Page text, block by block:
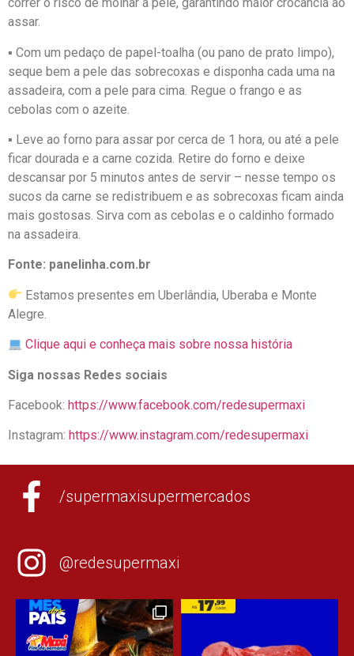
assar.
▪ Com um pedaço de papel-toalha (ou pano de prato limpo),
seque bem a pele das sobrecoxas e disponha cada uma na
assadeira, com a pele para cima. Regue o frango e as
cebolas com o azeite.
▪ Leve ao forno para assar por cerca de 1 hora, ou até a pele
ficar dourada e a carne cozida. Retire do forno e deixe
descansar por 5 minutos antes de servir – nesse tempo os
sucos da carne se redistribuem e as sobrecoxas ficam ainda
mais gostosas. Sirva com as cebolas e o caldinho formado
na assadeira.
Fonte: panelinha.com.br
Estamos presentes em Uberlândia, Uberaba e Monte
Alegre.
Clique aqui e conheça mais sobre nossa história
Siga nossas Redes sociais
Facebook: https://www.facebook.com/redesupermaxi
Instagram: https://www.instagram.com/redesupermaxi
/supermaxisupermercados
@redesupermaxi